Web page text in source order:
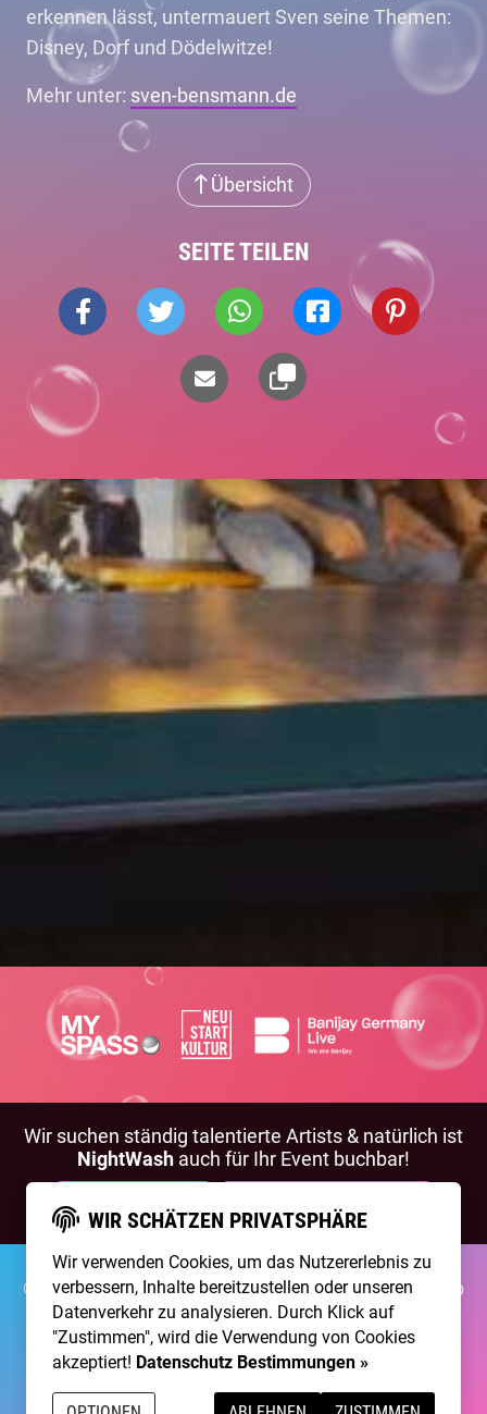
erkennen lässt, untermauert Sven seine Themen:
Disney, Dorf und Dödelwitze!
Mehr unter: sven-bensmann.de
Übersicht
SEITE TEILEN
Wir suchen ständig talentierte Artists & natürlich ist
NightWash auch für Ihr Event buchbar!
©2026 Brainpool LiveÜber UnsKontaktMembership
ImpressumDatenschutz
Erstellt mit von300 Design
Betrieben mit Care CMSand grüner IT
WIR SCHÄTZEN PRIVATSPHÄRE
Wir verwenden Cookies, um das Nutzererlebnis zu
verbessern, Inhalte bereitzustellen oder unseren
Datenverkehr zu analysieren. Durch Klick auf
"Zustimmen", wird die Verwendung von Cookies
akzeptiert! Datenschutz Bestimmungen »